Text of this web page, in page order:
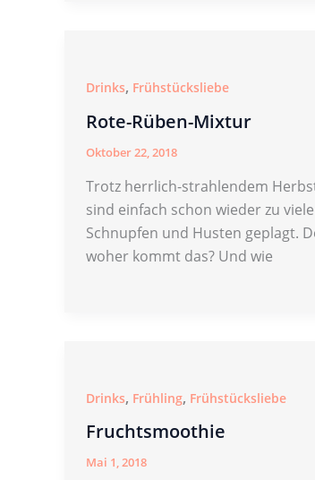
Drinks, Frühstücksliebe
Rote-Rüben-Mixtur
Oktober 22, 2018
Trotz herrlich-strahlendem
sind einfach schon wieder zu
Schnupfen und Husten geplagt.
woher kommt das? Und wie
Drinks, Frühling, Frühstücksliebe
Fruchtsmoothie
Mai 1, 2018